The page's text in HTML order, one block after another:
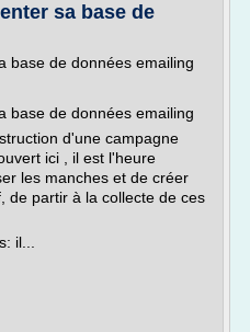
sa base de
base de données emailing
base de données emailing
d'une campagne
ici , il est l'heure
les manches et de créer
de partir à la collecte de ces
il...